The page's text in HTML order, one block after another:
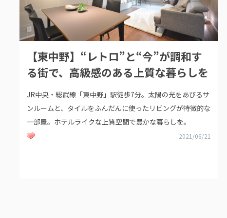
【東中野】“レトロ”と“今”が調和す
る街で、高級感のある上質な暮らしを
JR中央・総武線「東中野」駅徒歩7分。太陽の光をあびるサ
ンルームと、タイルをふんだんに使ったリビングが特徴的な
一部屋。ホテルライクな上質空間で豊かな暮らしを。
2021/06/21